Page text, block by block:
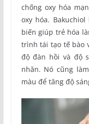
chống oxy hóa
oxy hóa.
biến giúp trẻ hóa
trình tái tạo tế bào
độ đàn hồi và độ
nhăn. Nó cũng
màu để tăng độ